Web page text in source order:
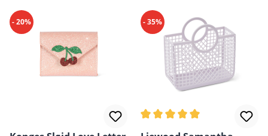
- 20% - 35%
Durchschnittliche